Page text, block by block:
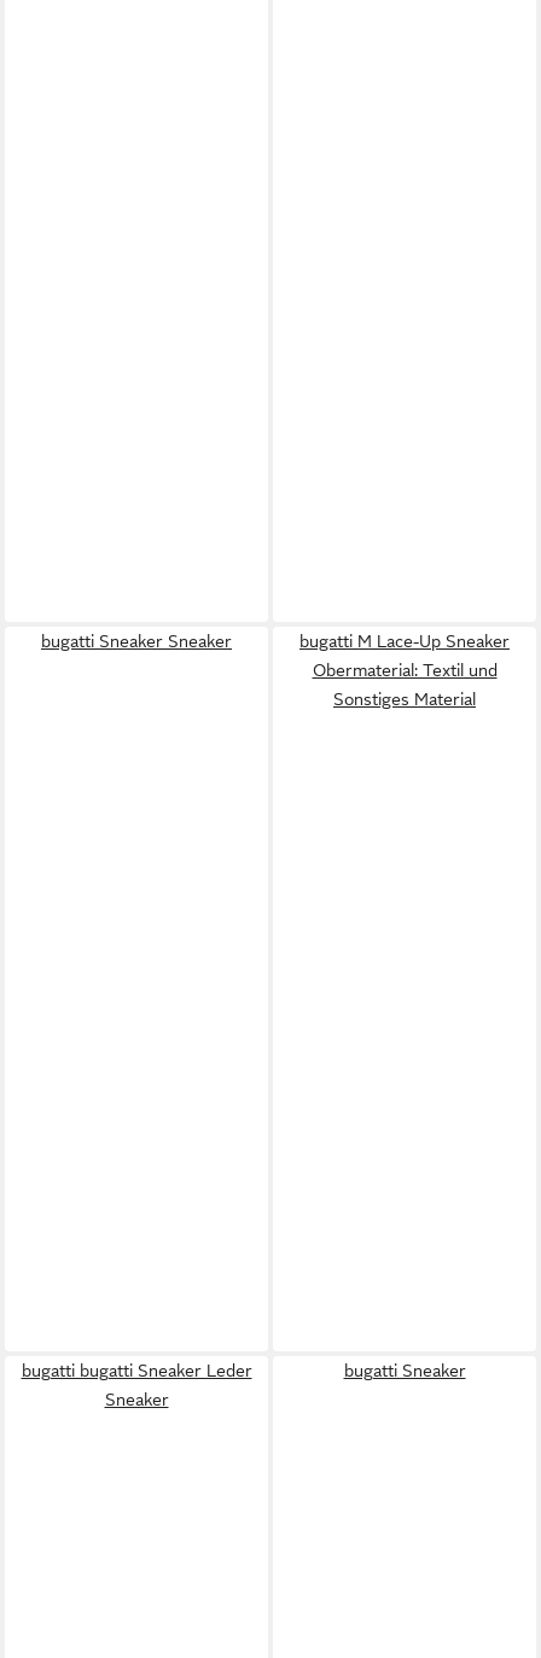
bugatti Sneaker Sneaker
bugatti M Lace-Up Sneaker
Obermaterial: Textil und
Sonstiges Material
bugatti bugatti Sneaker Leder
Sneaker
bugatti Sneaker